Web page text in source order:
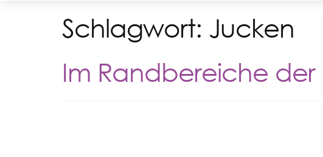
Schlagwort: Jucken
Im Randbereiche